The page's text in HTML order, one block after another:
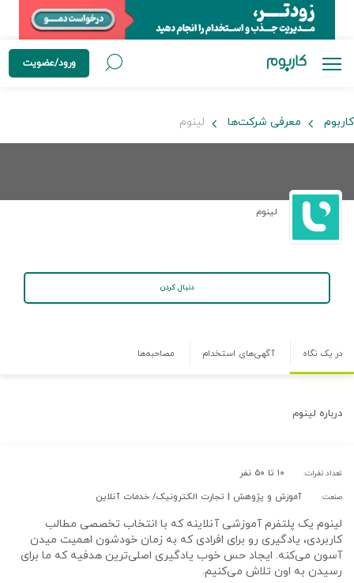
ورود/عضویت
کاربوم معرفی شرکت‌ها لینوم
لینوم
دنبال کردن
در یک نگاه آگهی‌های استخدام مصاحبه‌ها
درباره لینوم
تعداد نفرات: ۱۰ تا ۵۰ نفر
صنعت: آموزش و پژوهش | تجارت الکترونیک/ خدمات آنلاین
لینوم یک پلتفرم آموزشی آنلاینه که با انتخاب تخصصی مطالب
کاربردی، یادگیری رو برای افرادی که به زمان خودشون اهمیت میدن
آسون می‌کنه. ایجاد حس خوب یادگیری اصلی‌ترین هدفیه که ما برای
رسیدن به اون تلاش می‌کنیم.